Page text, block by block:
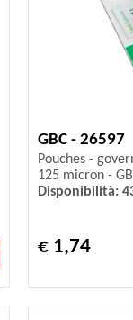
GBC - 26597
Pouches -
125 micron -
Disponibilità:
€ 1,74